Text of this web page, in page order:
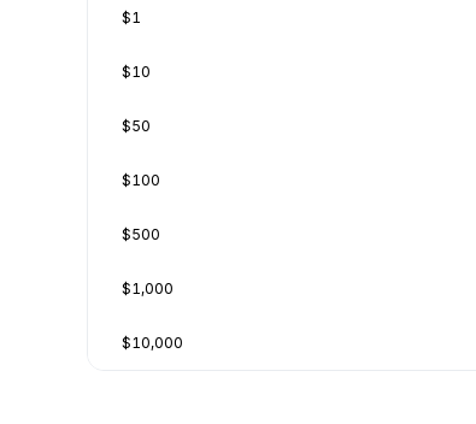
$1
$10
$50
$100
$500
$1,000
$10,000